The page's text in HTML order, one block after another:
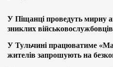
У Піщанці проведуть мирну
зниклих військовослужбовців
У Тульчині працюватиме
жителів запрошують на